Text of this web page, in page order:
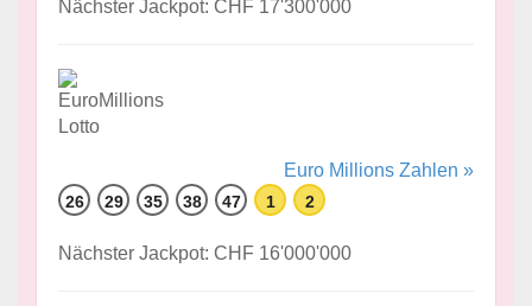
Nächster Jackpot: CHF 17'300'000
Euro Millions Zahlen »
26 29 35 38 47 1 2
Nächster Jackpot: CHF 16'000'000